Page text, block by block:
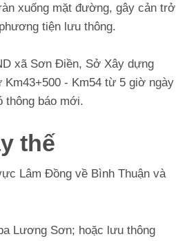
xuống mặt đường, gây cản trở
tiện lưu thông.
xã Sơn Điền, Sở Xây dựng
- Km54 từ 5 giờ ngày
thông báo mới.
thế
Lâm Đồng về Bình Thuận và
Lương Sơn; hoặc lưu thông